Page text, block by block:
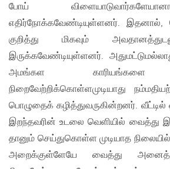
போய்
எதிர்நோக்கவேண்டியுள்ளனர்.
குறித்து மிகவும்
இருக்கவேண்டியுள்ளனர்.
அமங்கள காரியங்களை
நிறைவேற்றிக்கொள்ளமுடியாது
பொழுதைக் கழித்துவருகின்றனர். வீட்டில்
இறந்தவரின் உடலை வெளியில் வைத்து
தானும் செய்துகொள்ள முடியாத
அறைக்குள்ளேயே வைத்து